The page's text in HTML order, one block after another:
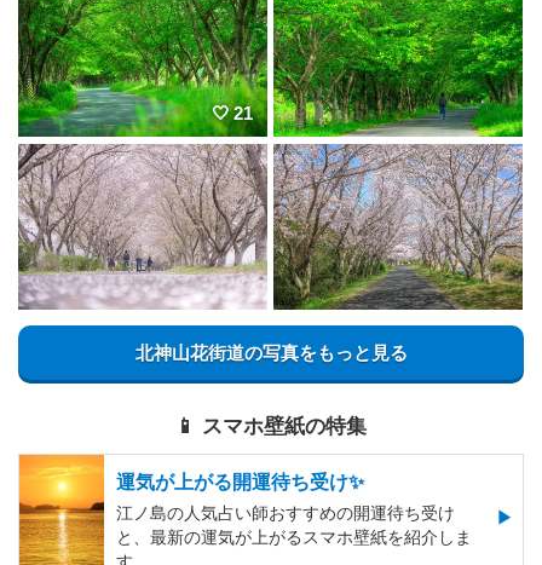
21
北神山花街道の写真をもっと見る
📱 スマホ壁紙の特集
運気が上がる開運待ち受け✨
江ノ島の人気占い師おすすめの開運待ち受け
と、最新の運気が上がるスマホ壁紙を紹介しま